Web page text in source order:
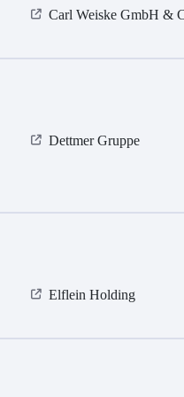
Carl Weiske GmbH &
Dettmer Gruppe
Elflein Holding